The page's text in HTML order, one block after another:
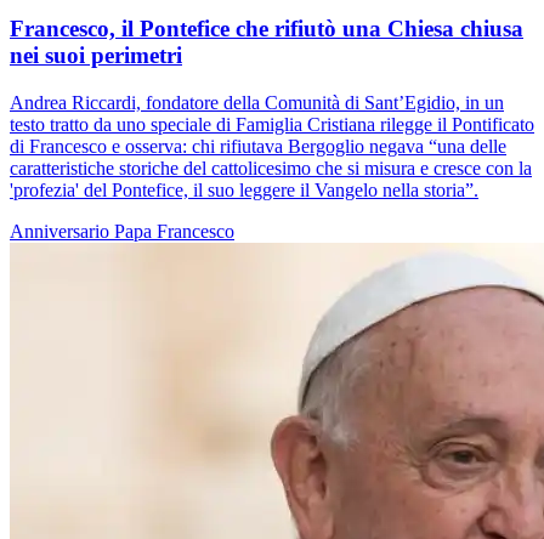
Francesco, il Pontefice che rifiutò una Chiesa chiusa
nei suoi perimetri
Andrea Riccardi, fondatore della Comunità di Sant’Egidio, in un
testo tratto da uno speciale di Famiglia Cristiana rilegge il Pontificato
di Francesco e osserva: chi rifiutava Bergoglio negava “una delle
caratteristiche storiche del cattolicesimo che si misura e cresce con la
'profezia' del Pontefice, il suo leggere il Vangelo nella storia”.
Anniversario Papa Francesco